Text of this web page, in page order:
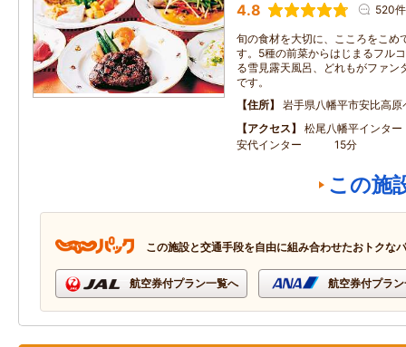
4.8 520件
旬の食材を大切に、こころをこめ
す。5種の前菜からはじまるフル
る雪見露天風呂、どれもがファン
です。
住所
岩手県八幡平市安比高
アクセス
松尾八幡平イ
安代インター 15分
この施
この施設と交通手段を自由に組み合わせたおトクな
航空券付プラン一覧へ 航空券付プラ